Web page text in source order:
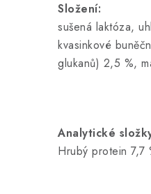
Složení:
sušená laktóza,
kvasinkové
glukanů) 2,5 %,
Analytické
Hrubý protein 7,7